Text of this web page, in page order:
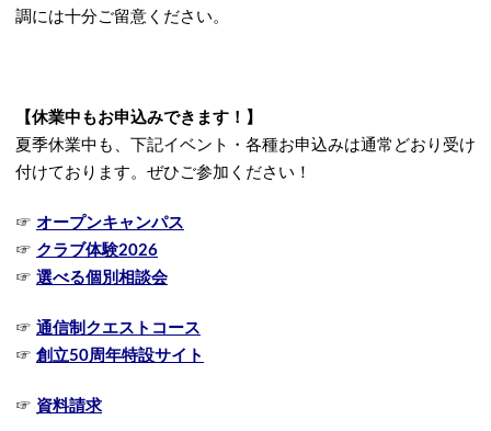
調には十分ご留意ください。
【休業中もお申込みできます！】
夏季休業中も、下記イベント・各種お申込みは通常どおり受け
付けております。ぜひご参加ください！
☞ オープンキャンパス
☞ クラブ体験2026
☞ 選べる個別相談会
☞ 通信制クエストコース
☞ 創立50周年特設サイト
☞ 資料請求